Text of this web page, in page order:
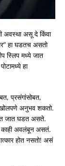
अवस्था असू दे किंवा
हा घडतच असतो
स्लिप मध्ये जात
हा
प्रसंगांसोबत,
अनुभव शकतो.
जात घडत असते.
काही अवलंबून असतं.
होत नसतो! असं